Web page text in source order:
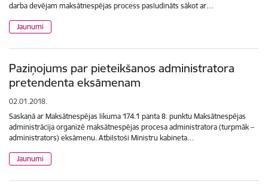
darba devējam maksātnespējas process pasludināts sākot ar…
Jaunumi
Paziņojums par pieteikšanos administratora
pretendenta eksāmenam
02.01.2018.
Saskaņā ar Maksātnespējas likuma 174.1 panta 8. punktu Maksātnespējas
administrācija organizē maksātnespējas procesa administratora (turpmāk –
administrators) eksāmenu. Atbilstoši Ministru kabineta…
Jaunumi